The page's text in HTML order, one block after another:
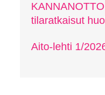
tilaratkaisut
Aito-lehti 1/